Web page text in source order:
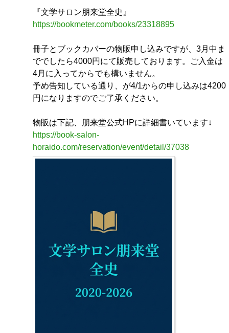
『文学サロン朋来堂全史』
https://bookmeter.com/books/23318895
冊子とブックカバーの物販申し込みですが、3月中ま
ででしたら4000円にて販売しております。ご入金は
4月に入ってからでも構いません。
予め告知している通り、が4/1からの申し込みは4200
円になりますのでご了承ください。
物販は下記、朋来堂公式HPに詳細書いています↓
https://book-salon-
horaido.com/reservation/event/detail/37038